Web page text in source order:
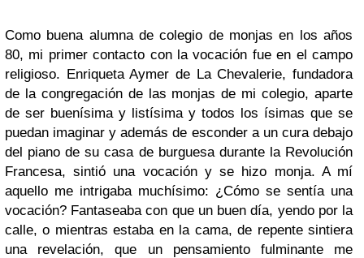
Como buena alumna de colegio de monjas en los años
80, mi primer contacto con la vocación fue en el campo
religioso. Enriqueta Aymer de La Chevalerie, fundadora
de la congregación de las monjas de mi colegio, aparte
de ser buenísima y listísima y todos los ísimas que se
puedan imaginar y además de esconder a un cura debajo
del piano de su casa de burguesa durante la Revolución
Francesa, sintió una vocación y se hizo monja. A mí
aquello me intrigaba muchísimo: ¿Cómo se sentía una
vocación? Fantaseaba con que un buen día, yendo por la
calle, o mientras estaba en la cama, de repente sintiera
una revelación, que un pensamiento fulminante me